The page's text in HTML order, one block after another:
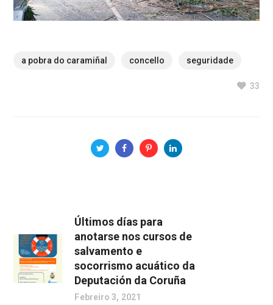
a pobra do caramiñal concello seguridade
33
Últimos días para
anotarse nos cursos de
salvamento e
socorrismo acuático da
Deputación da Coruña
Febreiro 3, 2021